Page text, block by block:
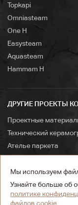
Topkapi
Omniasteam
One H
Easysteam
Aquasteam
Hammam H
ДРУГИЕ ПРОЕКТЫ
Проектные
Технический
Ателье паркета
Сантехника и мебель
Брусчатка
Мозаика
Мы используем
Узнайте больше об
политике
файлов cookie.